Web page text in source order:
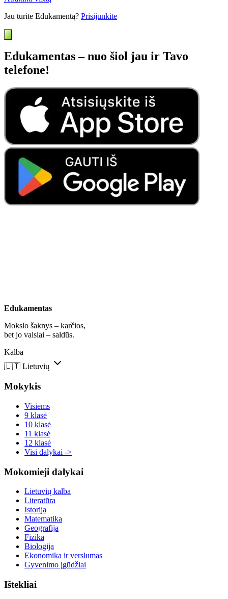
Jau turite Edukamentą? Prisijunkite
Edukamentas – nuo šiol jau ir Tavo
telefone!
Edukamentas
Mokslo šaknys – karčios,
bet jo vaisiai – saldūs.
Kalba
🇱🇹 Lietuvių
Mokykis
Visiems
9 klasė
10 klasė
11 klasė
12 klasė
Visi dalykai ->
Mokomieji dalykai
Lietuvių kalba
Literatūra
Istorija
Matematika
Geografija
Fizika
Biologija
Ekonomika ir verslumas
Gyvenimo įgūdžiai
Ištekliai